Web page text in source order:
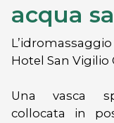
acqua
Hotel San
Una vasca
collocata in